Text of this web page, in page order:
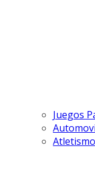
Juegos
Atletismo